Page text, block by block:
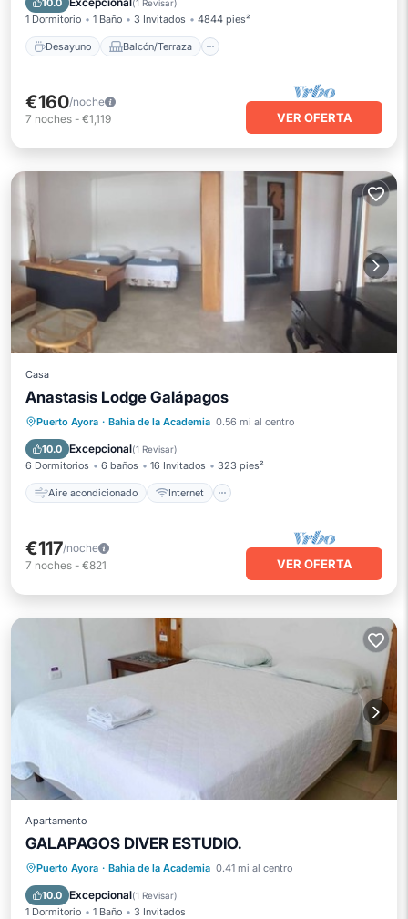
10.0 (1 Revisar)
1 Dormitorio 1 Baño 3 Invitados 4844 pies²
Desayuno Balcón/Terraza
€160/noche
7 noches - €1,119 VER OFERTA
Casa
Anastasis Lodge Galápagos
Puerto Ayora · Bahia de la Academia 0.56 mi al centro
10.0 Excepcional(1 Revisar)
6 Dormitorios 6 baños 16 Invitados 323 pies²
Aire acondicionado Internet
Aire acondicionado
Internet
Apto para niños
€117/noche
7 noches - €821 VER OFERTA
Apartamento
GALAPAGOS DIVER ESTUDIO.
Puerto Ayora · Bahia de la Academia 0.41 mi al centro
10.0 Excepcional(1 Revisar)
1 Dormitorio 1 Baño 3 Invitados
Aire acondicionado
Internet
Apto para niños